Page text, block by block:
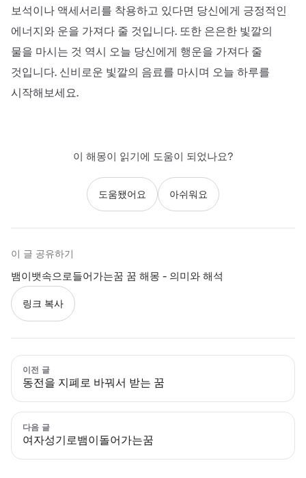
보석이나 액세서리를 착용하고 있다면 당신에게 긍정적인
에너지와 운을 가져다 줄 것입니다. 또한 은은한 빛깔의
물을 마시는 것 역시 오늘 당신에게 행운을 가져다 줄
것입니다. 신비로운 빛깔의 음료를 마시며 오늘 하루를
시작해보세요.
이 해몽이 읽기에 도움이 되었나요?
도움됐어요 아쉬워요
이 글 공유하기
뱀이뱃속으로들어가는꿈 꿈 해몽 - 의미와 해석
링크 복사
이전 글
동전을 지폐로 바꿔서 받는 꿈
다음 글
여자성기로뱀이돌어가는꿈